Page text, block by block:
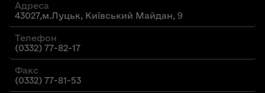
Адреса
43027,м.Луцьк, Київський Майдан, 9
Телефон
(0332) 77-82-17
Факс
(0332) 77-81-53